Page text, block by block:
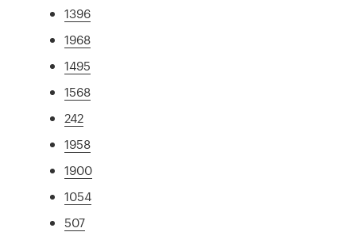
1396
1968
1495
1568
242
1958
1900
1054
507